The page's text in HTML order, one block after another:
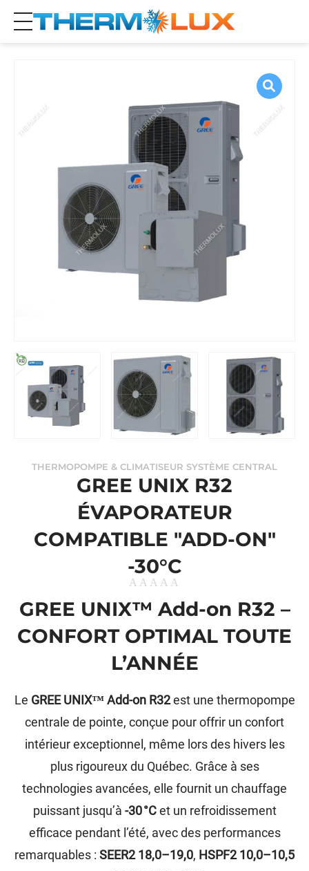
THERMOPOMPE & CLIMATISEUR SYSTÈME CENTRAL
GREE UNIX R32
ÉVAPORATEUR
COMPATIBLE "ADD-ON"
-30°C
GREE UNIX™ Add-on R32 –
CONFORT OPTIMAL TOUTE
L’ANNÉE
Le GREE UNIX™ Add-on R32est une thermopompe
centrale de pointe, conçue pour offrir un confort
intérieur exceptionnel, même lors des hivers les
plus rigoureux du Québec. Grâce à ses
technologies avancées, elle fournit un chauffage
puissant jusqu’à -30 °Cet un refroidissement
efficace pendant l’été, avec des performances
remarquables : SEER2 18,0–19,0, HSPF2 10,0–10,5